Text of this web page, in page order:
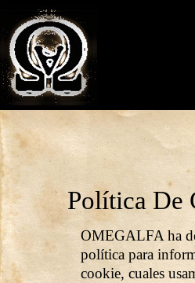
Política De
OMEGALFA ha
política para
cookie, cuales